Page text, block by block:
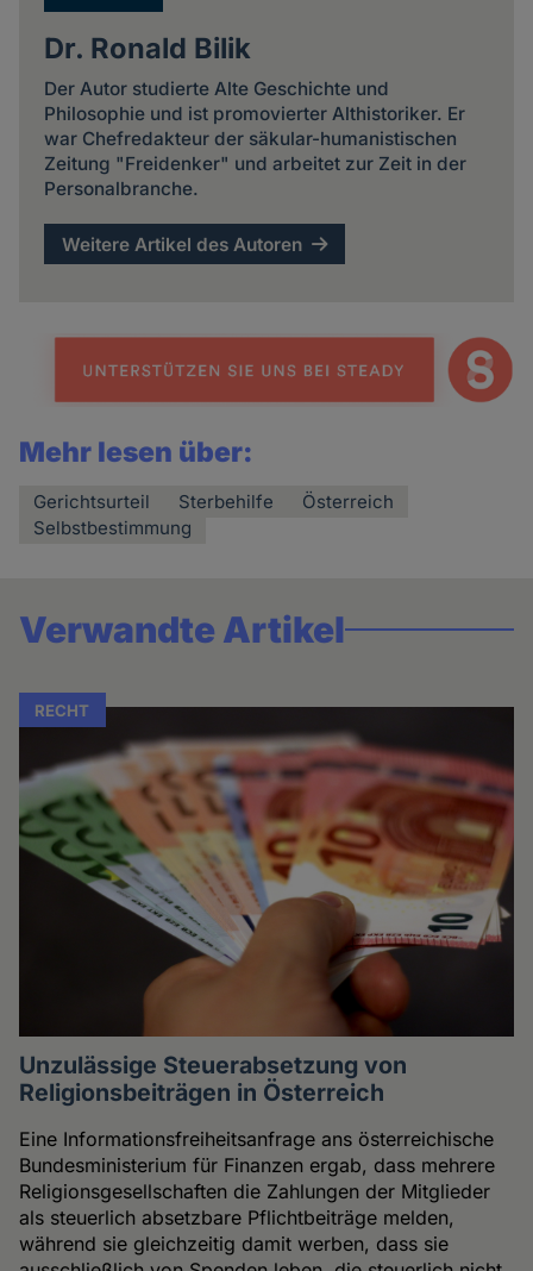
Dr. Ronald Bilik
Der Autor studierte Alte Geschichte und
Philosophie und ist promovierter Althistoriker. Er
war Chefredakteur der säkular-humanistischen
Zeitung "Freidenker" und arbeitet zur Zeit in der
Personalbranche.
Weitere Artikel des Autoren
Mehr lesen über:
Gerichtsurteil Sterbehilfe
Österreich
Selbstbestimmung
Verwandte Artikel
RECHT
Unzulässige Steuerabsetzung von
Religionsbeiträgen in Österreich
Eine Informationsfreiheitsanfrage ans österreichische
Bundesministerium für Finanzen ergab, dass mehrere
Religionsgesellschaften die Zahlungen der Mitglieder
als steuerlich absetzbare Pflichtbeiträge melden,
während sie gleichzeitig damit werben, dass sie